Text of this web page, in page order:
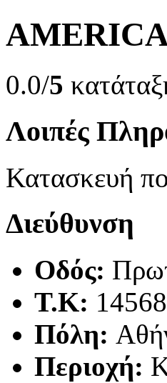
0.0/5
Λοιπές
Κατασκευή
Διεύθυνση
Οδός:
Τ.Κ: 14568
Πόλη:
Περιοχή: